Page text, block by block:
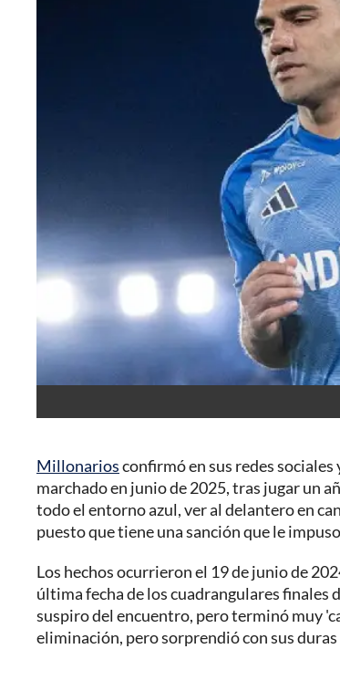
Millonariosconfirmó en sus redes
marchado en junio de 2025, tras jugar un
todo el entorno azul, ver al delantero en
puesto que tiene una sanción que le
Los hechos ocurrieron el 19 de junio de
última fecha de los cuadrangulares finales
suspiro del encuentro, pero terminó muy
eliminación, pero sorprendió con sus